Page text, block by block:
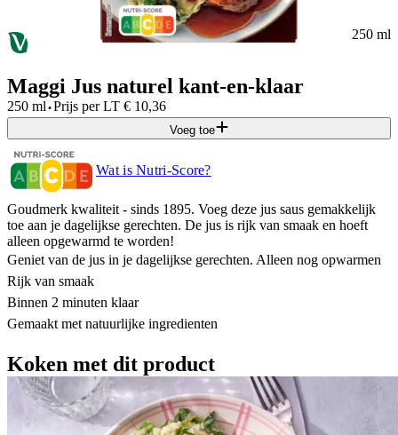
250 ml
Maggi Jus naturel kant-en-klaar
250 ml·Prijs per LT € 10,36
Voeg toe
Wat is Nutri-Score?
Goudmerk kwaliteit - sinds 1895. Voeg deze jus saus gemakkelijk
toe aan je dagelijkse gerechten. De jus is rijk van smaak en hoeft
alleen opgewarmd te worden!
Geniet van de jus in je dagelijkse gerechten. Alleen nog opwarmen
Rijk van smaak
Binnen 2 minuten klaar
Gemaakt met natuurlijke ingredienten
Koken met dit product